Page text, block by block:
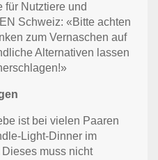
für Nutztiere und
Schweiz: «Bitte achten
zum Vernaschen auf
Alternativen lassen
ist bei vielen Paaren
Light-Dinner im
muss nicht